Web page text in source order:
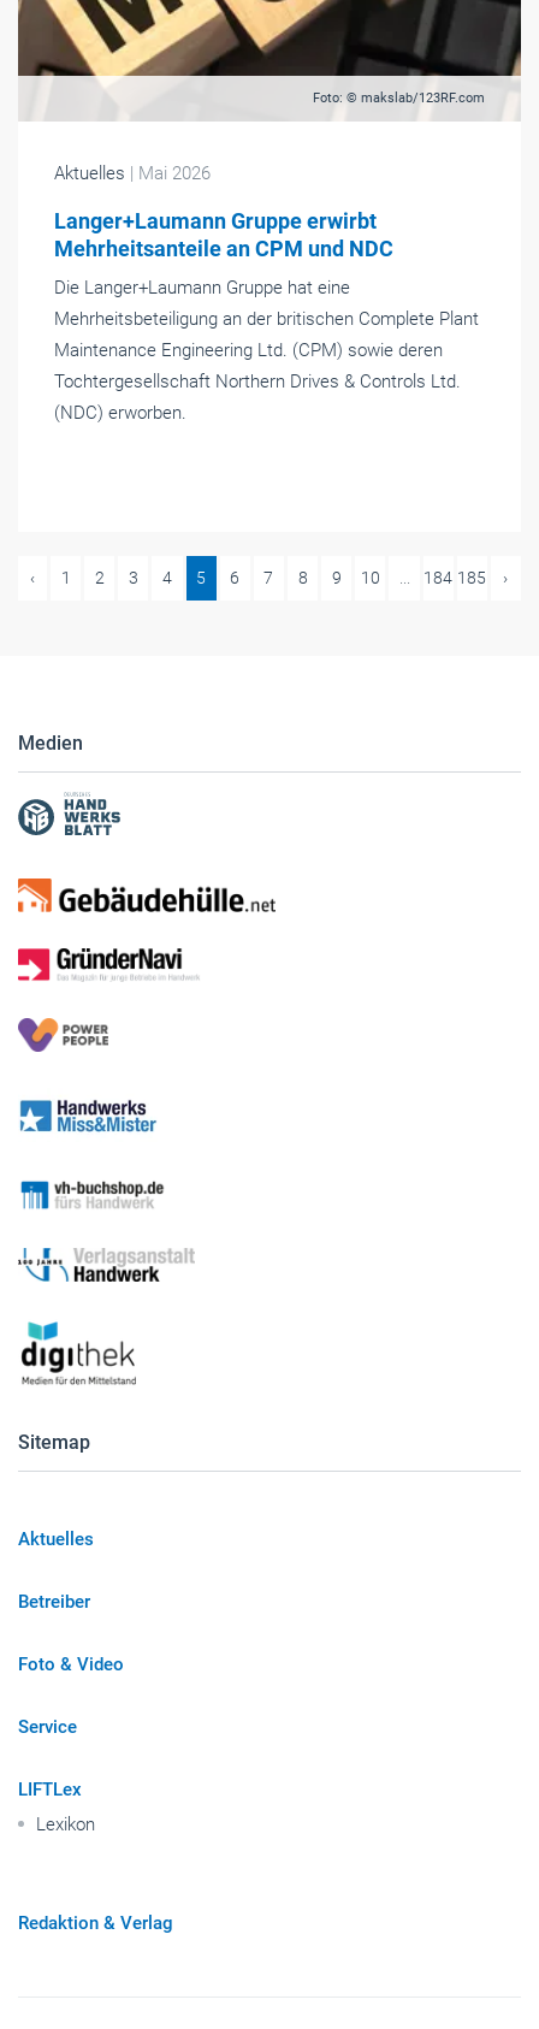
Foto: © makslab/123RF.com
Aktuelles | Mai 2026
Langer+Laumann Gruppe erwirbt
Mehrheitsanteile an CPM und NDC
Die Langer+Laumann Gruppe hat eine
Mehrheitsbeteiligung an der britischen Complete Plant
Maintenance Engineering Ltd. (CPM) sowie deren
Tochtergesellschaft Northern Drives & Controls Ltd.
(NDC) erworben.
‹ 1 2 3 4 5 6 7 8 9 10 ... 184 185 ›
Medien
Sitemap
Aktuelles
Betreiber
Foto & Video
Service
LIFTLex
Lexikon
Redaktion & Verlag